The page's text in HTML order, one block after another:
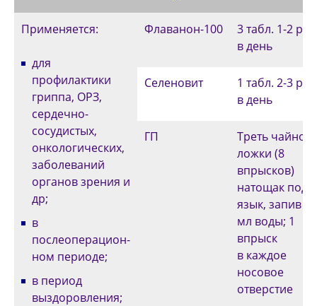
Применяется:
для
профилактики
гриппа, ОРЗ,
сердечно-
сосудистых,
онкологических,
заболеваний
органов зрения и
др;
в
послеоперацион­
ном периоде;
в период
выздоров­ления;
Флаванон-100
3 табл. 1-2
в день
Селеновит
1 табл. 2-3
в день
ГП
Треть чайной
ложки (8
впрысков)
натощак под
язык, запив
мл воды; 1
впрыск
в каждое
носовое
отверстие